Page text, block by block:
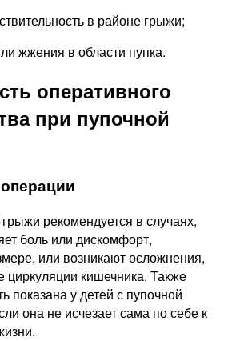
в районе грыжи;
жжения в области пупка.
оперативного
при пупочной
рекомендуется в случаях,
боль или дискомфорт,
или возникают осложнения,
циркуляции кишечника. Также
показана у детей с пупочной
она не исчезает сама по себе к